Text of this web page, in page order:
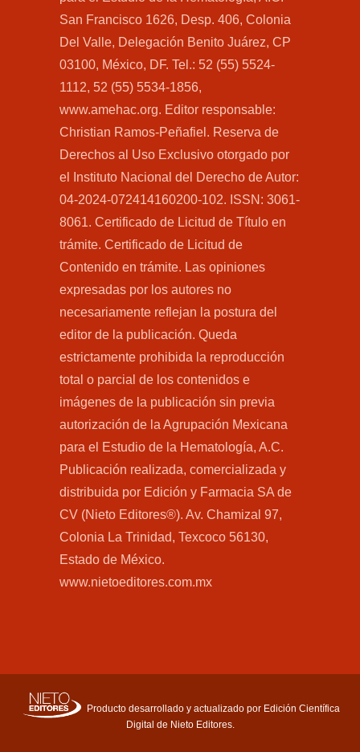
San Francisco 1626, Desp. 406, Colonia
Del Valle, Delegación Benito Juárez, CP
03100, México, DF. Tel.: 52 (55) 5524-
1112, 52 (55) 5534-1856,
www.amehac.org. Editor responsable:
Christian Ramos-Peñafiel. Reserva de
Derechos al Uso Exclusivo otorgado por
el Instituto Nacional del Derecho de Autor:
04-2024-072414160200-102. ISSN: 3061-
8061. Certificado de Licitud de Título en
trámite. Certificado de Licitud de
Contenido en trámite. Las opiniones
expresadas por los autores no
necesariamente reflejan la postura del
editor de la publicación. Queda
estrictamente prohibida la reproducción
total o parcial de los contenidos e
imágenes de la publicación sin previa
autorización de la Agrupación Mexicana
para el Estudio de la Hematología, A.C.
Publicación realizada, comercializada y
distribuida por Edición y Farmacia SA de
CV (Nieto Editores®). Av. Chamizal 97,
Colonia La Trinidad, Texcoco 56130,
Estado de México.
www.nietoeditores.com.mx
Producto desarrollado y actualizado por Edición Científica
Digital de Nieto Editores.